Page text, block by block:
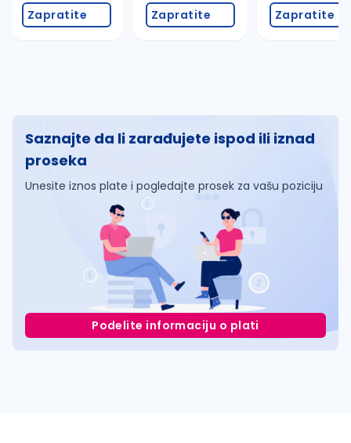
Zapratite Zapratite Zapratite
Saznajte da li zarađujete ispod ili iznad
proseka
Unesite iznos plate i pogledajte prosek za vašu poziciju
Podelite informaciju o plati